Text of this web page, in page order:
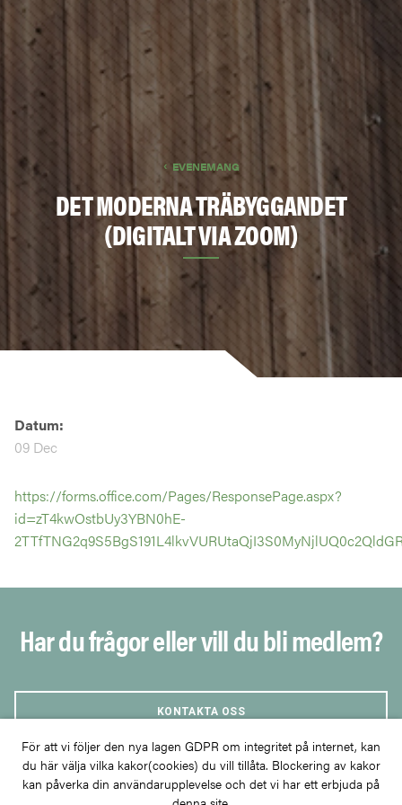
EVENEMANG
DET MODERNA TRÄBYGGANDET
(DIGITALT VIA ZOOM)
Datum:
09 Dec
https://forms.office.com/Pages/ResponsePage.aspx?
id=zT4kwOstbUy3YBN0hE-
Har du frågor eller vill du bli medlem?
KONTAKTA OSS
BLI MEDLEM
För att vi följer den nya lagen GDPR om integritet på internet, kan
du här välja vilka kakor(cookies) du vill tillåta. Blockering av kakor
kan påverka din användarupplevelse och det vi har ett erbjuda på